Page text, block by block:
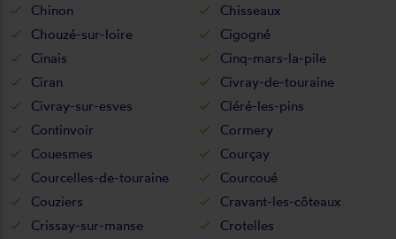
Chinon
Chisseaux
Chouzé-sur-loire
Cigogné
Cinais
Cinq-mars-la-pile
Ciran
Civray-de-touraine
Civray-sur-esves
Cléré-les-pins
Continvoir
Cormery
Couesmes
Courçay
Courcelles-de-touraine
Courcoué
Couziers
Cravant-les-côteaux
Crissay-sur-manse
Crotelles